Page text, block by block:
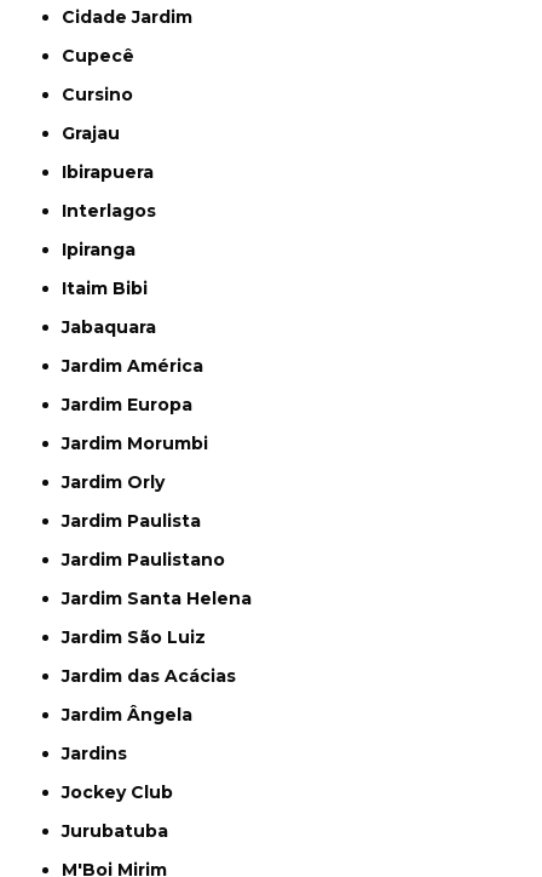
Cidade Jardim
Cupecê
Cursino
Grajau
Ibirapuera
Interlagos
Ipiranga
Itaim Bibi
Jabaquara
Jardim América
Jardim Europa
Jardim Morumbi
Jardim Orly
Jardim Paulista
Jardim Paulistano
Jardim Santa Helena
Jardim São Luiz
Jardim das Acácias
Jardim Ângela
Jardins
Jockey Club
Jurubatuba
M'Boi Mirim